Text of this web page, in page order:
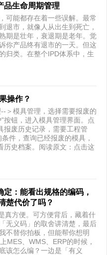
品生命周期管理
可能都存在着一些误解。最常
退市，就像人从出生到死亡，
期是壮年，衰退期是老年。觉
你产品终有退市的一天。但这
归类。在整个IPD体系中，生
操作？
＞模具管理，选择需要报废的
按钮，进入模具管理界面。点
报废历史记录，需要工程管
件，查询已经报废的模具，
历史档案。​ 阅读原文：点击这
：能看出规格的编码，
楚代价了吗？
真方便。可方便背后，藏着什
无义码」的取舍讲清楚，最后
替你拍板，但能帮你想明
MES、WMS、ERP的时候，
该怎么编？一边是「有义